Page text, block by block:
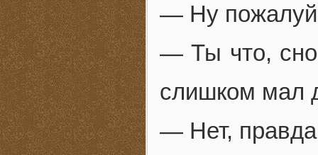
— Ну
— Ты что,
слишком мал
— Нет,